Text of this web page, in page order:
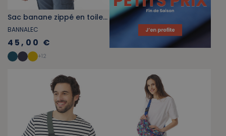
Sac banane zippé en toile délavée bleu ciel
BANNALEC
45,00 €
+12